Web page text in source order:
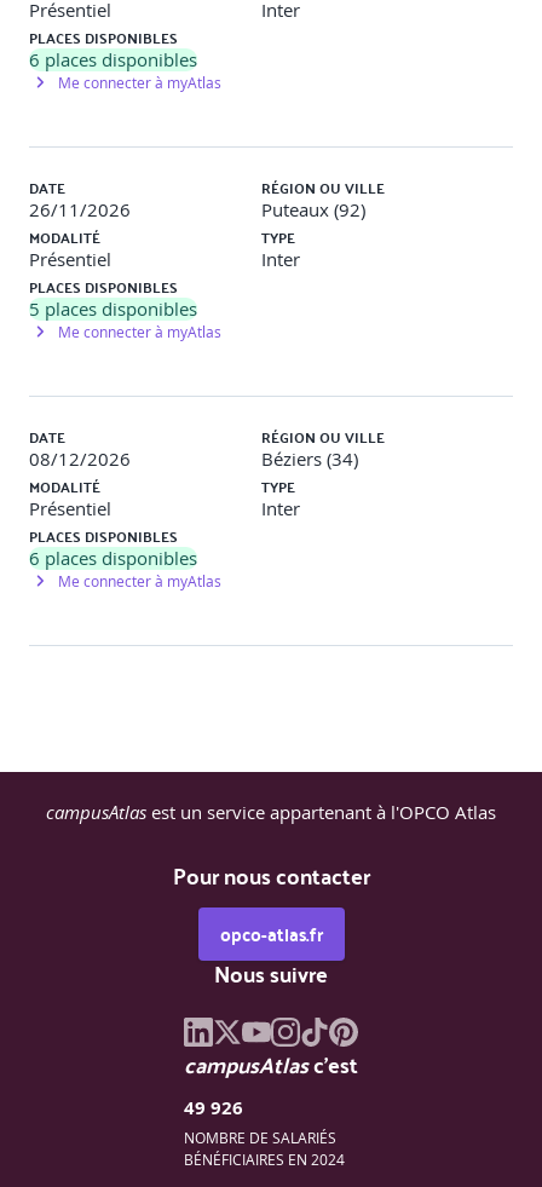
Volet Autres Dommages Sauf
Couvertures des membres du conseil syndical
Protection du personnel de l'immeuble
Facteurs influençant le prix et la couverture :
Localisation de la copropriété
Superficie et caractéristiques de l'immeuble
Ancienneté de l’immeuble
Présentiel Inter
PLACES DISPONIBLES
6 places disponibles
Me connecter à myAtlas
DATE
26/11/2026
RÉGION OU VILLE
Puteaux (92)
MODALITÉ
Présentiel
TYPE
Inter
PLACES DISPONIBLES
5 places disponibles
Me connecter à myAtlas
DATE
08/12/2026
RÉGION OU VILLE
Béziers (34)
MODALITÉ
Présentiel
TYPE
Inter
PLACES DISPONIBLES
6 places disponibles
Me connecter à myAtlas
campusAtlas est un service appartenant à l'OPCO Atlas
Pour nous contacter
opco-atlas.fr
Nous suivre
campusAtlasc'est
49 926
NOMBRE DE SALARIÉS
BÉNÉFICIAIRES EN 2024